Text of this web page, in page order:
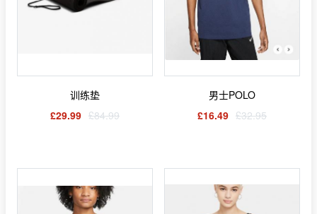
训练垫
£29.99 £84.99
男士POLO
£16.49 £32.95